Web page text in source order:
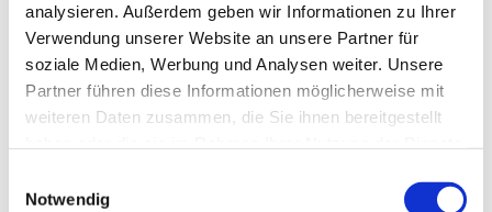
analysieren. Außerdem geben wir Informationen zu Ihrer
Verwendung unserer Website an unsere Partner für
soziale Medien, Werbung und Analysen weiter. Unsere
Partner führen diese Informationen möglicherweise mit
weiteren Daten zusammen, die Sie ihnen bereitgestellt
Notwendig
Dies könnte Sie auch
interessieren